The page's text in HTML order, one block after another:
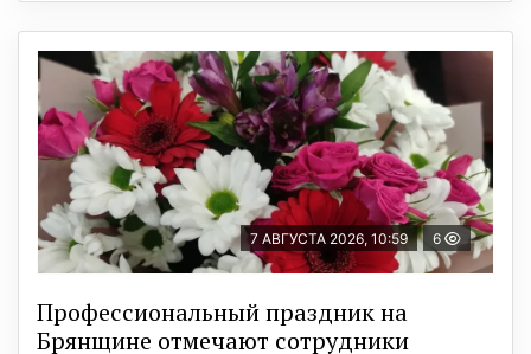
7 АВГУСТА 2026, 10:59 6
Профессиональный праздник на
Брянщине отмечают сотрудники